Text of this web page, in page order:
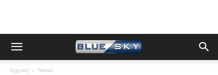
Αρχική News